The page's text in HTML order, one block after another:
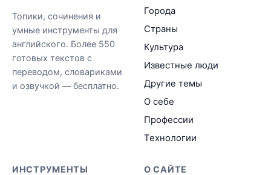
Топики, сочинения и
умные инструменты для
английского. Более 550
готовых текстов с
переводом, словариками
и озвучкой — бесплатно.
Города
Страны
Культура
Известные люди
Другие темы
О себе
Профессии
Технологии
ИНСТРУМЕНТЫ О САЙТЕ